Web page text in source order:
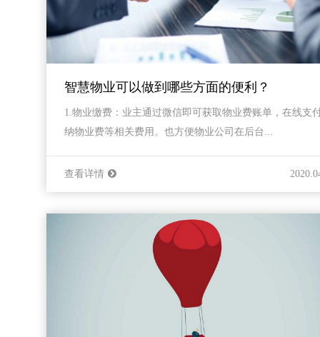
智慧物业可以做到哪些方面的便利？
1.物业缴费：业主通过微信即可获取物业费账单，在线支
纳物业费等相关费用。也方便物业公司在后台...
查看详情